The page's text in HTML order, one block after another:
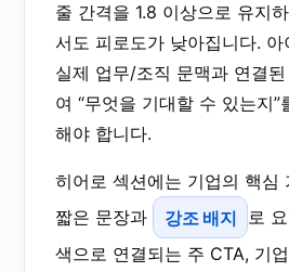
줄 간격을 1.8 이상으로 유지
서도 피로도가 낮아집니다.
실제 업무/조직 문맥과 연결
여 “무엇을 기대할 수 있는지
해야 합니다.
히어로 섹션에는 기업의 핵심
짧은 문장과
강조 배지 로
색으로 연결되는 주 CTA, 기